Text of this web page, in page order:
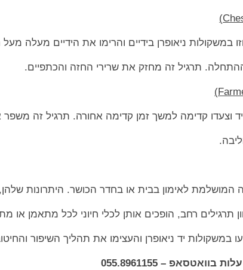
במשקולות ניאופרן בידיים והרימו את הידיים מעלה
ההתחלה. תרגיל זה מחזק את שרירי החזה והכתפיים.
יד וצעדו קדימה למשך זמן קדימה אחורה. תרגיל זה
המושלמת לאימון בבית או בחדר הכושר. היתרונות
תרגילים רחב, הופכים אותן לכלי חיוני לכל מתאמן
יד ניאופרן והעצימו את תהליך השיפור
– 055.8961155